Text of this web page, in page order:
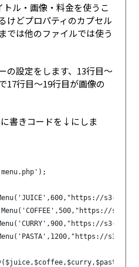
ル・画像・料金を使うこ
けどプロパティのカプセル
では他のファイルでは使う
の設定をします、13行目〜
17行目〜19行目が画像の
書きコードを↓にしま
s3-ap-
s3-
s3-ap-
s3-ap-